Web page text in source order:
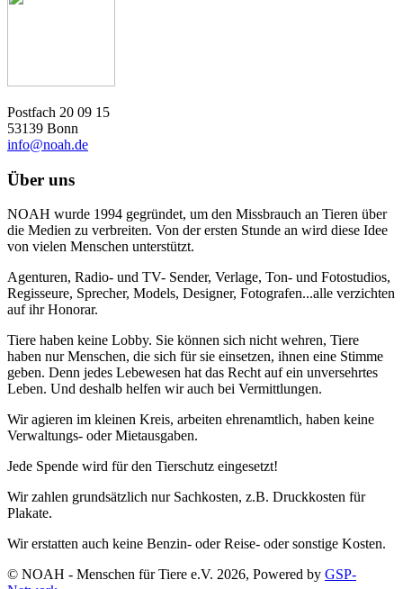
Postfach 20 09 15
53139 Bonn
info@noah.de
Über uns
NOAH wurde 1994 gegründet, um den Missbrauch an Tieren über
die Medien zu verbreiten. Von der ersten Stunde an wird diese Idee
von vielen Menschen unterstützt.
Agenturen, Radio- und TV- Sender, Verlage, Ton- und Fotostudios,
Regisseure, Sprecher, Models, Designer, Fotografen...alle verzichten
auf ihr Honorar.
Tiere haben keine Lobby. Sie können sich nicht wehren, Tiere
haben nur Menschen, die sich für sie einsetzen, ihnen eine Stimme
geben. Denn jedes Lebewesen hat das Recht auf ein unversehrtes
Leben. Und deshalb helfen wir auch bei Vermittlungen.
Wir agieren im kleinen Kreis, arbeiten ehrenamtlich, haben keine
Verwaltungs- oder Mietausgaben.
Jede Spende wird für den Tierschutz eingesetzt!
Wir zahlen grundsätzlich nur Sachkosten, z.B. Druckkosten für
Plakate.
Wir erstatten auch keine Benzin- oder Reise- oder sonstige Kosten.
© NOAH - Menschen für Tiere e.V. 2026, Powered by GSP-